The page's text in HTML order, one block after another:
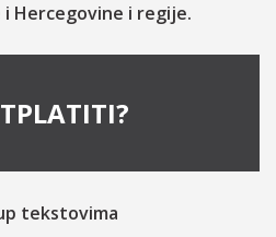
i Hercegovine i regije.
tekstovima